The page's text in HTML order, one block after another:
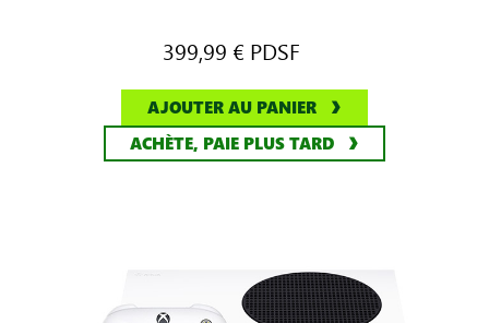
399,99 € PDSF
AJOUTER AU PANIER
ACHÈTE, PAIE PLUS TARD